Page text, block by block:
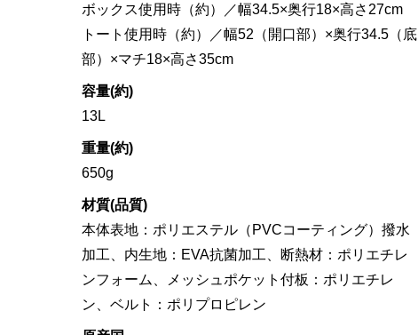
ボックス使用時（約）／幅34.5×奥行18×高さ27cm
トート使用時（約）／幅52（開口部）×奥行34.5（底
部）×マチ18×高さ35cm
容量(約)
13L
重量(約)
650g
材質(品質)
本体表地：ポリエステル（PVCコーティング）撥水
加工、内生地：EVA抗菌加工、断熱材：ポリエチレ
ンフォーム、メッシュポケット付板：ポリエチレ
ン、ベルト：ポリプロピレン